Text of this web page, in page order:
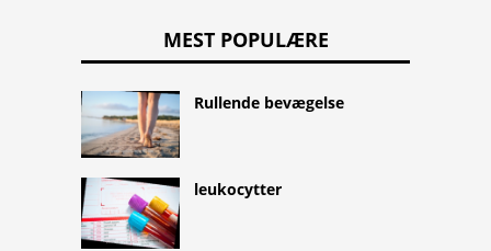
MEST POPULÆRE
Rullende bevægelse
leukocytter